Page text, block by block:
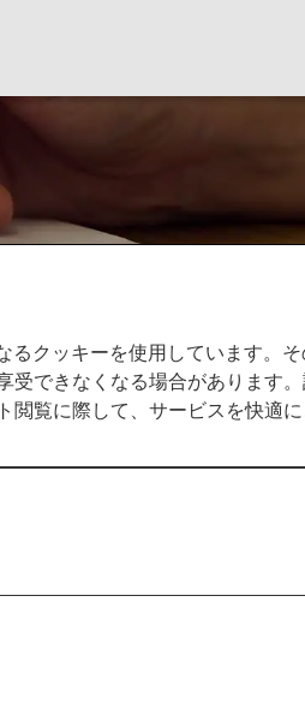
て
・羽田空港にて保安に関する
るクッキーを使用しています。
受できなくなる場合があります
閲覧に際して、サービスを快適